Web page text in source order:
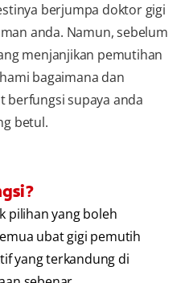
berjumpa doktor gigi
anda. Namun, sebelum
menjanjikan pemutihan
bagaimana dan
berfungsi supaya anda
betul.
pilihan yang boleh
ubat gigi pemutih
yang terkandung di